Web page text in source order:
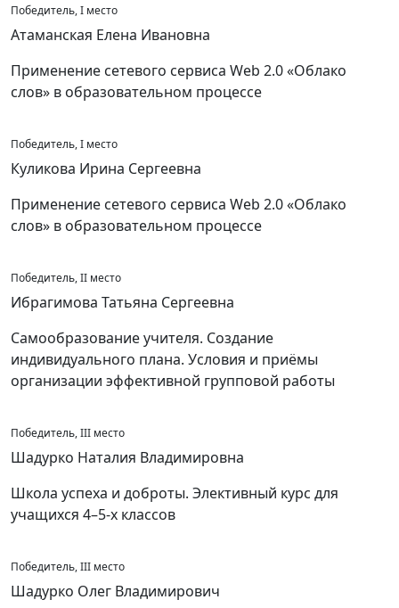
Победитель, I место
Атаманская Елена Ивановна
Применение сетевого сервиса Web 2.0 «Облако
слов» в образовательном процессе
Победитель, I место
Куликова Ирина Сергеевна
Применение сетевого сервиса Web 2.0 «Облако
слов» в образовательном процессе
Победитель, II место
Ибрагимова Татьяна Сергеевна
Самообразование учителя. Создание
индивидуального плана. Условия и приёмы
организации эффективной групповой работы
Победитель, III место
Шадурко Наталия Владимировна
Школа успеха и доброты. Элективный курс для
учащихся 4–5-х классов
Победитель, III место
Шадурко Олег Владимирович